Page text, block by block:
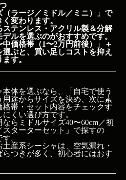
ラージ／ミドル／ミニ）」で
変わります。
テンレス・アクリル製＆分解
ルを選ぶのがおすすめです。
価格帯（1〜2万円前後）」＋
ぶと、買い足しコストを抑え
す。
体を選ぶなら、「自宅で使う
途からサイズを決め、次に素
帯・セット内容をチェックす
くい選び方です。
らミドルサイズ40〜60cm／初
スターターセット」で探すの
。
産系シーシャは、空気漏れ・
つきが多く、初心者にはおす